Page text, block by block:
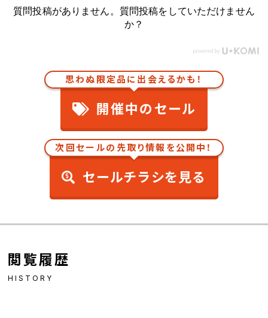
質問投稿がありません。質問投稿をしていただけません
か？
思わぬ限定品に出会えるかも！
開催中のセール
次回セールの先取り情報を公開中！
セールチラシを見る
閲覧履歴
HISTORY